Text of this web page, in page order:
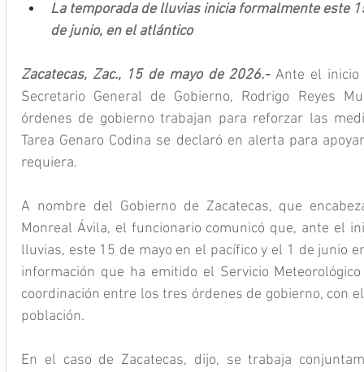
La temporada de lluvias inicia formalmente este
de junio, en el atlántico
Zacatecas, Zac., 15 de mayo de 2026.- Ante el
Secretario General de Gobierno, Rodrigo Reyes
órdenes de gobierno trabajan para reforzar las
Tarea Genaro Codina se declaró en alerta para
requiera.
A nombre del Gobierno de Zacatecas, que
Monreal Ávila, el funcionario comunicó que, ante el
lluvias, este 15 de mayo en el pacífico y el 1 de junio
información que ha emitido el Servicio
coordinación entre los tres órdenes de gobierno, con
población.
En el caso de Zacatecas, dijo, se trabaja